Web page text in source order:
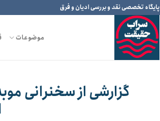
پایگاه تخصصی نقد و بررسی ادیان و فرق
موضوعات
گزارشی از سخنرانی